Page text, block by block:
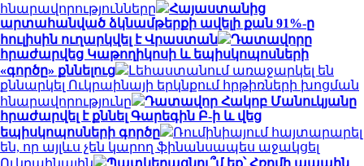
հնարավորությունները
Հայաստանից
արտահանված ձկնամթերքի ավելի քան 91%-ը
հուլիսին ուղարկվել է Վրաստան
Դատավորը
հրաժարվեց Կաթողիկոսի և եպիսկոպոսների
«գործը» քննելուց
Լեհաստանում առաջարկել են
քննարկել Ուկրաինայի երկնքում հրթիռների խոցման
հնարավորությունը
Դատավոր Հակոբ Մանուկյանը
հրաժարվել է քննել Գարեգին Բ-ի և վեց
եպիսկոպոսների գործը
Ռումինիայում հայտարարել
են, որ այլևս չեն կարող ֆինանսապես աջակցել
Ուկրաինային
Պատկերացնու՞մ եք՝ Հռոմի պապին